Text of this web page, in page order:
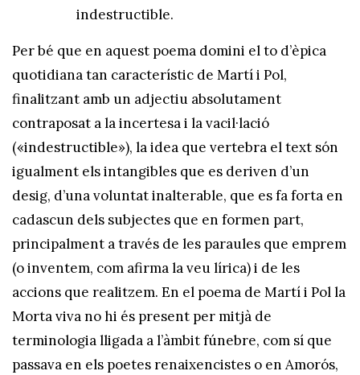
indestructible.
Per bé que en aquest poema domini el to d’èpica
quotidiana tan característic de Martí i Pol,
finalitzant amb un adjectiu absolutament
contraposat a la incertesa i la vacil·lació
(«indestructible»), la idea que vertebra el text són
igualment els intangibles que es deriven d’un
desig, d’una voluntat inalterable, que es fa forta en
cadascun dels subjectes que en formen part,
principalment a través de les paraules que emprem
(o inventem, com afirma la veu lírica) i de les
accions que realitzem. En el poema de Martí i Pol la
Morta viva no hi és present per mitjà de
terminologia lligada a l’àmbit fúnebre, com sí que
passava en els poetes renaixencistes o en Amorós,